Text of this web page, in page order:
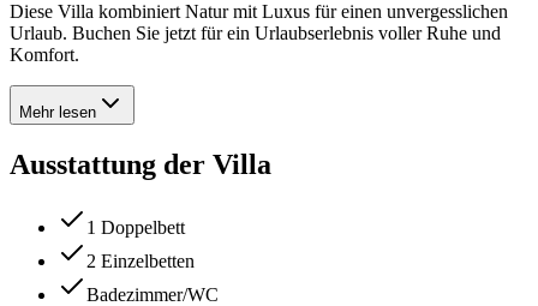
Diese Villa kombiniert Natur mit Luxus für einen unvergesslichen
Urlaub. Buchen Sie jetzt für ein Urlaubserlebnis voller Ruhe und
Komfort.
Mehr lesen
Ausstattung der Villa
1 Doppelbett
2 Einzelbetten
Badezimmer/WC